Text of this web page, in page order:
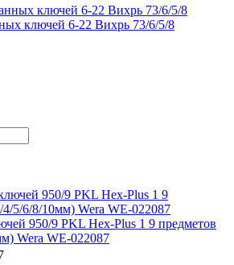
ключей 6-22 Вихрь 73/6/5/8
950/9 PKL Hex-Plus 1 9 предметов
Wera WE-022087